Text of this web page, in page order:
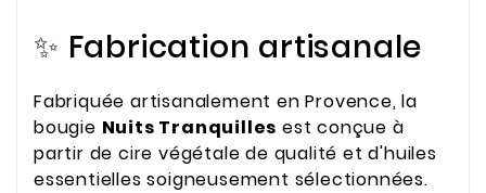
✨ Fabrication artisanale
Fabriquée artisanalement en Provence, la
bougie Nuits Tranquilles est conçue à
partir de cire végétale de qualité et d'huiles
essentielles soigneusement sélectionnées.